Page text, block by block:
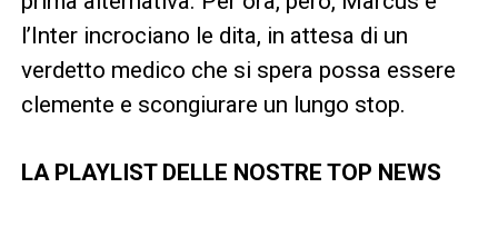
l’Inter incrociano le dita, in attesa di un
verdetto medico che si spera possa essere
clemente e scongiurare un lungo stop.
LA PLAYLIST DELLE NOSTRE TOP NEWS